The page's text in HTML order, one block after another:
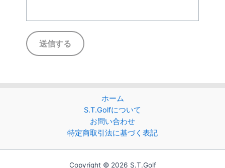
ホーム
S.T.Golfについて
お問い合わせ
特定商取引法に基づく表記
Copyright © 2026 S.T.Golf